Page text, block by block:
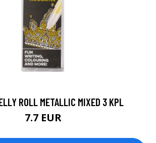
ROLL METALLIC MIXED 3 KPL
7.7 EUR